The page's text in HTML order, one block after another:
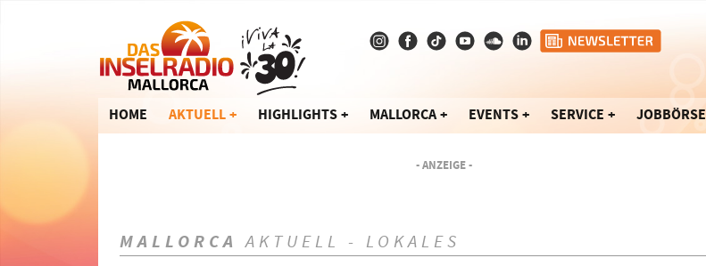
HOME AKTUELL HIGHLIGHTS MALLORCA EVENTS SERVICE JOBBÖRSE
- ANZEIGE -
MALLORCA AKTUELL - LOKALES